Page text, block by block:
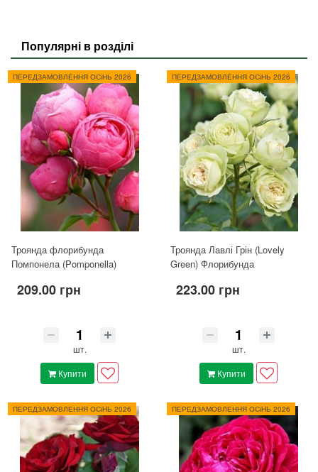
Популярні в розділі
ПЕРЕДЗАМОВЛЕННЯ ОСіНЬ 2026
Троянда флорибунда
Помпонела (Pomponella)
209.00 грн
шт.
Купити
ПЕРЕДЗАМОВЛЕННЯ ОСіНЬ 2026
Троянда Лавлі Грін (Lovely
Green) Флорибунда
223.00 грн
шт.
Купити
ПЕРЕДЗАМОВЛЕННЯ ОСіНЬ 2026 ПЕРЕДЗАМОВЛЕННЯ ОСіНЬ 2026